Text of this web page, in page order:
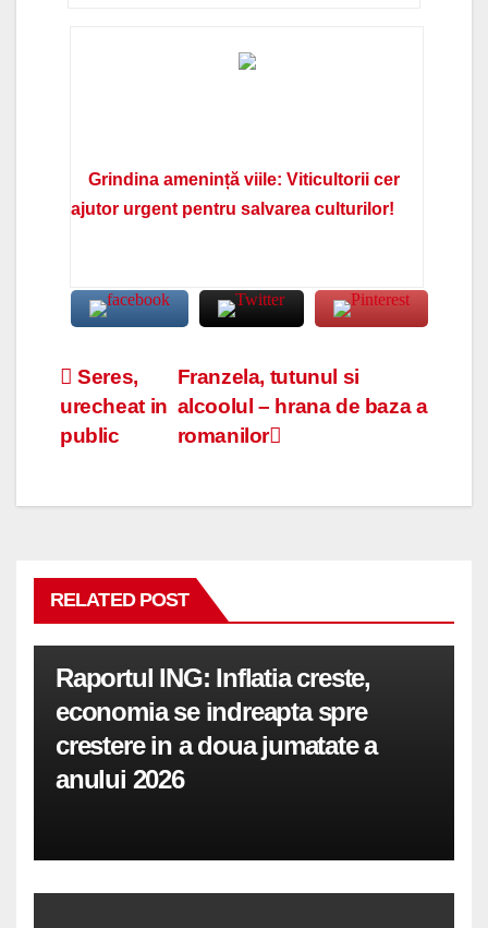
Grindina amenință viile: Viticultorii cer
ajutor urgent pentru salvarea culturilor!
Navigare
în
Franzela, tutunul si
alcoolul – hrana de baza a
romanilor
Seres,
urecheat in
public
RELATED POST
Raportul ING: Inflatia creste,
economia se indreapta spre
crestere in a doua jumatate a
anului 2026